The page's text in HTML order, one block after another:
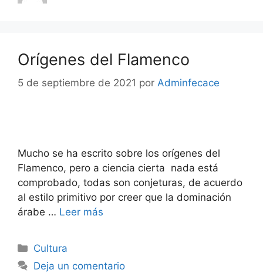
Orígenes del Flamenco
5 de septiembre de 2021 por Adminfecace
Mucho se ha escrito sobre los orígenes del
Flamenco, pero a ciencia cierta nada está
comprobado, todas son conjeturas, de acuerdo
al estilo primitivo por creer que la dominación
árabe … Leer más
Cultura
Deja un comentario